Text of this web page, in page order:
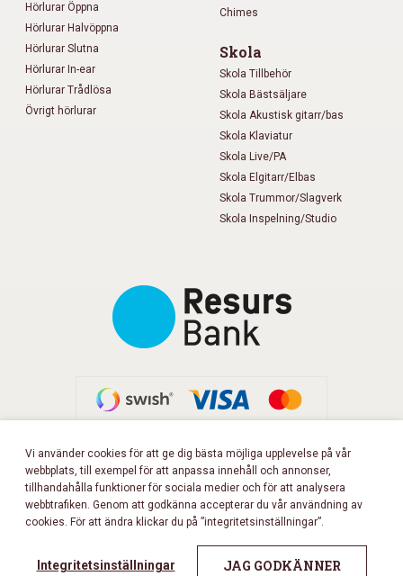
Hörlurar Öppna
Hörlurar Halvöppna
Hörlurar Slutna
Hörlurar In-ear
Hörlurar Trådlösa
Övrigt hörlurar
Chimes
Skola
Skola Tillbehör
Skola Bästsäljare
Skola Akustisk gitarr/bas
Skola Klaviatur
Skola Live/PA
Skola Elgitarr/Elbas
Skola Trummor/Slagverk
Skola Inspelning/Studio
FÖLJ OSS PÅ FACEBOOK!
Vi använder cookies för att ge dig bästa möjliga upplevelse på vår
webbplats, till exempel för att anpassa innehåll och annonser,
tillhandahålla funktioner för sociala medier och för att analysera
webbtrafiken. Genom att godkänna accepterar du vår användning av
cookies. För att ändra klickar du på ”integritetsinställningar”.
Integritetsinställningar JAG GODKÄNNER